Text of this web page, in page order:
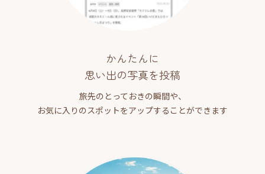
かんたんに
思い出の写真を投稿
旅先のとっておきの瞬間や、
お気に入りのスポットをアップすることができます